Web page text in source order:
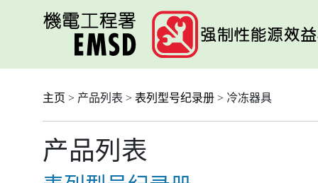
主页 > 产品列表 > 表列型号纪录册 > 冷冻器具
产品列表